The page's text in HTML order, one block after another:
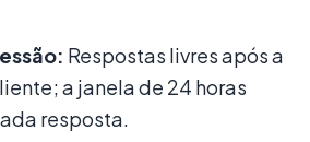
Respostas livres após a
a janela de 24 horas
resposta.